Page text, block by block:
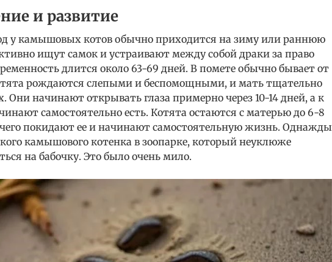
и развитие
у камышовых котов обычно приходится на зиму или раннюю
ищут самок и устраивают между собой драки за право
длится около 63-69 дней. В помете обычно бывает от
рождаются слепыми и беспомощными, и мать тщательно
Они начинают открывать глаза примерно через 10-14 дней, а к
самостоятельно есть. Котята остаются с матерью до 6-8
чего покидают ее и начинают самостоятельную жизнь. Однажды
камышового котенка в зоопарке, который неуклюже
на бабочку. Это было очень мило.